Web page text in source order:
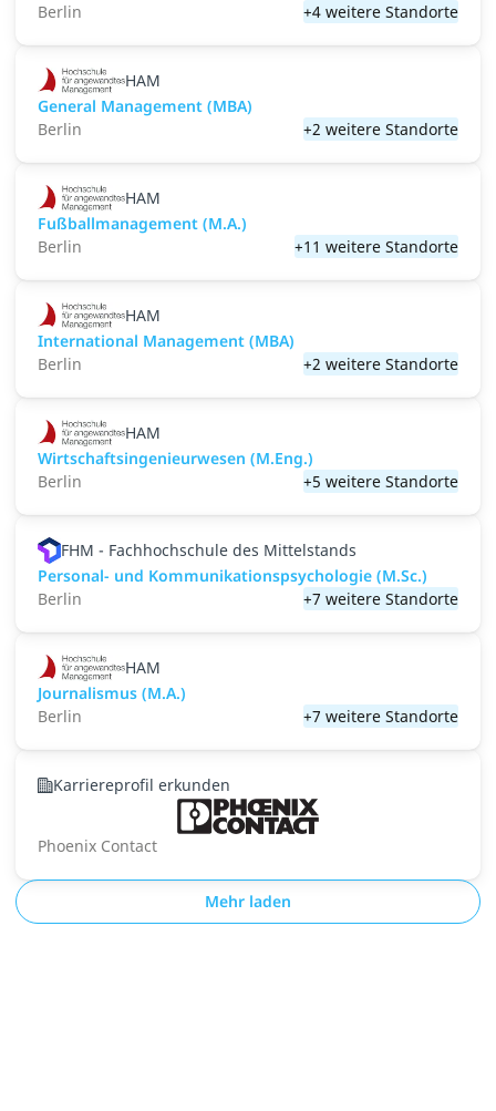
Berlin
+4 weitere Standorte
HAM
General Management (MBA)
Berlin
+2 weitere Standorte
HAM
Fußballmanagement (M.A.)
Berlin
+11 weitere Standorte
HAM
International Management (MBA)
Berlin
+2 weitere Standorte
HAM
Wirtschaftsingenieurwesen (M.Eng.)
Berlin
+5 weitere Standorte
FHM - Fachhochschule des Mittelstands
Personal- und Kommunikations­psychologie (M.Sc.)
Berlin
+7 weitere Standorte
HAM
Journalismus (M.A.)
Berlin
+7 weitere Standorte
Karriereprofil erkunden
Phoenix Contact
Mehr laden